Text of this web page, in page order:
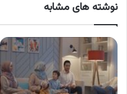
نوشته های مشابه